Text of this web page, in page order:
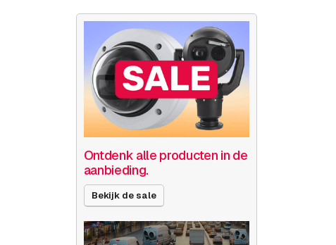
Ontdenk alle producten in de
aanbieding.
Bekijk de sale